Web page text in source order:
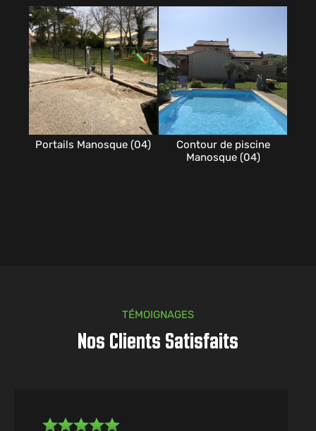
Portails Manosque (04)
Contour de piscine
Manosque (04)
TÉMOIGNAGES
Nos Clients Satisfaits